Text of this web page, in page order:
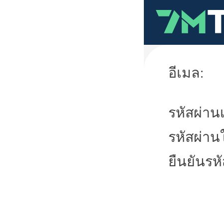
อีเมล:
รหัสผ่าน
รหัสผ่าน
ยืนยันร